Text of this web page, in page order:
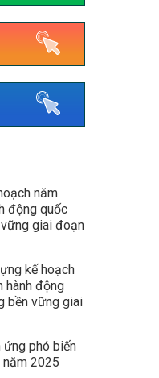
năm
động quốc
giai đoạn
kế hoạch
hành động
bền vững giai
ứng phó biến
2025